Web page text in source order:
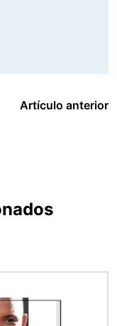
Artículo anterior